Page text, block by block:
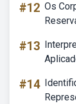
#12 Os
#13
#14